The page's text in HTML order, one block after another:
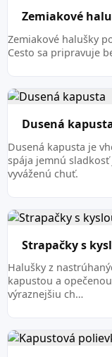
Zemiakové
Zemiakové halušky
Cesto sa pripravuje
Dusená
Dusená kapusta je
spája jemnú
vyváženú chuť.
Strapačky s
Halušky z
kapustou a
výraznejšiu ch…